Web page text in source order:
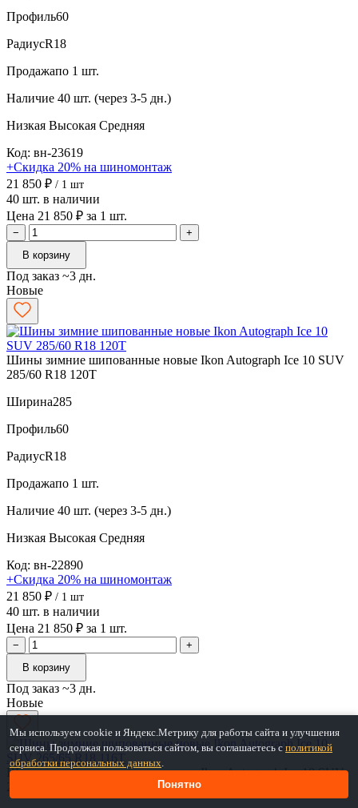
Профиль60
РадиусR18
Продажапо 1 шт.
Наличие 40 шт. (через 3-5 дн.)
Низкая Высокая Средняя
Код: вн-23619
+Скидка 20% на шиномонтаж
21 850 ₽ / 1 шт
40 шт. в наличии
Цена 21 850 ₽ за 1 шт.
−
+
В корзину
Под заказ ~3 дн.
Новые
Шины зимние шипованные новые Ikon Autograph Ice 10 SUV
285/60 R18 120T
Ширина285
Профиль60
РадиусR18
Продажапо 1 шт.
Наличие 40 шт. (через 3-5 дн.)
Низкая Высокая Средняя
Код: вн-22890
+Скидка 20% на шиномонтаж
21 850 ₽ / 1 шт
40 шт. в наличии
Цена 21 850 ₽ за 1 шт.
−
+
В корзину
Под заказ ~3 дн.
Новые
Шины зимние шипованные новые Ikon Autograph Ice 10 SUV
Мы используем cookie и Яндекс.Метрику для работы сайта и улучшения
сервиса. Продолжая пользоваться сайтом, вы соглашаетесь с политикой
обработки персональных данных.
Понятно